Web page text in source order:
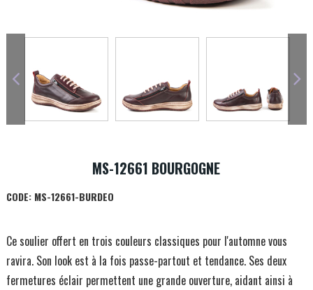
MS-12661 BOURGOGNE
CODE:MS-12661-BURDEO
Ce soulier offert en trois couleurs classiques pour l'automne vous
ravira. Son look est à la fois passe-partout et tendance. Ses deux
fermetures éclair permettent une grande ouverture, aidant ainsi à